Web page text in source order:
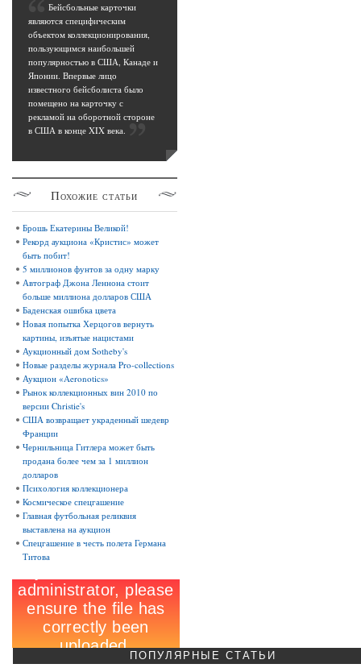
Бейсбольные карточки
являются специфическим
объектом коллекционирования,
пользующимся наибольшей
популярностью в США, Канаде и
Японии. Впервые лицо
известного бейсболиста было
помещено на карточку с
рекламой на оборотной стороне
в США в конце XIX века.
Похожие статьи
Брошь Екатерины Великой!
Рекорд аукциона «Кристис» может
быть побит!
5 миллионов фунтов за одну марку
Автограф Джона Леннона стоит
больше миллиона долларов США
Баденская ошибка цвета
Новая попытка Херцогов вернуть
картины, изъятые нацистами
Аукционный дом Sotheby's
Новые разделы журнала Pro-collections
Аукцион «Aeronotics»
Рынок коллекционных вин 2010 по
версии Christie's
США возвращает украденный шедевр
Франции
Чернильница Гитлера может быть
продана более чем за 1 миллион
долларов
Психология коллекционера
Космическое спецгашение
Главная футбольная реликвия
выставлена на аукцион
Спецгашение в честь полета Германа
Титова
ПОПУЛЯРНЫЕ СТАТЬИ